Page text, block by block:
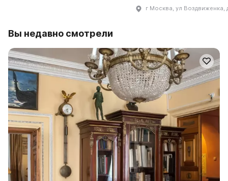
г Москва, ул Воздвиженка,
Вы недавно смотрели